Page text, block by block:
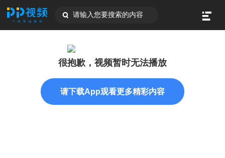
请输入您要搜索的内容
很抱歉，视频暂时无法播放
请下载App观看更多精彩内容